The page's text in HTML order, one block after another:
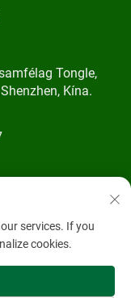
Tongle,
Kína.
services. If you
cookies.